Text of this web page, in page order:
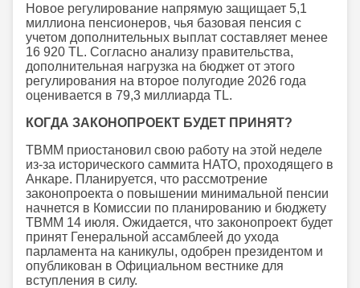
Новое регулирование напрямую защищает 5,1
миллиона пенсионеров, чья базовая пенсия с
учетом дополнительных выплат составляет менее
16 920 TL. Согласно анализу правительства,
дополнительная нагрузка на бюджет от этого
регулирования на второе полугодие 2026 года
оценивается в 79,3 миллиарда TL.
КОГДА ЗАКОНОПРОЕКТ БУДЕТ ПРИНЯТ?
TBMM приостановил свою работу на этой неделе
из-за исторического саммита НАТО, проходящего в
Анкаре. Планируется, что рассмотрение
законопроекта о повышении минимальной пенсии
начнется в Комиссии по планированию и бюджету
TBMM 14 июля. Ожидается, что законопроект будет
принят Генеральной ассамблеей до ухода
парламента на каникулы, одобрен президентом и
опубликован в Официальном вестнике для
вступления в силу.